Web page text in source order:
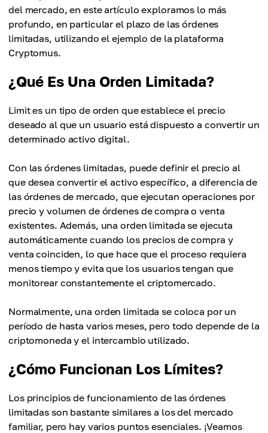
del mercado, en este artículo exploramos lo más
profundo, en particular el plazo de las órdenes
limitadas, utilizando el ejemplo de la plataforma
Cryptomus.
¿Qué Es Una Orden Limitada?
Limit es un tipo de orden que establece el precio
deseado al que un usuario está dispuesto a convertir un
determinado activo digital.
Con las órdenes limitadas, puede definir el precio al
que desea convertir el activo específico, a diferencia de
las órdenes de mercado, que ejecutan operaciones por
precio y volumen de órdenes de compra o venta
existentes. Además, una orden limitada se ejecuta
automáticamente cuando los precios de compra y
venta coinciden, lo que hace que el proceso requiera
menos tiempo y evita que los usuarios tengan que
monitorear constantemente el criptomercado.
Normalmente, una orden limitada se coloca por un
período de hasta varios meses, pero todo depende de la
criptomoneda y el intercambio utilizado.
¿Cómo Funcionan Los Límites?
Los principios de funcionamiento de las órdenes
limitadas son bastante similares a los del mercado
familiar, pero hay varios puntos esenciales. ¡Veamos